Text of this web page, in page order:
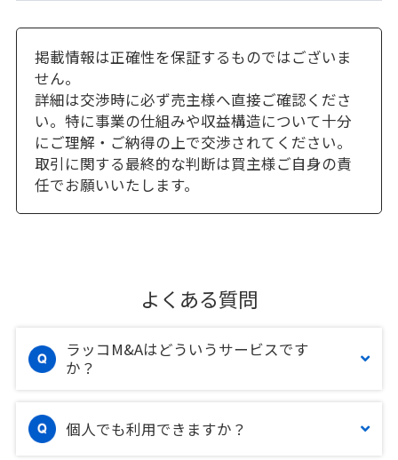
掲載情報は正確性を保証するものではございま
せん。
詳細は交渉時に必ず売主様へ直接ご確認くださ
い。特に事業の仕組みや収益構造について十分
にご理解・ご納得の上で交渉されてください。
取引に関する最終的な判断は買主様ご自身の責
任でお願いいたします。
よくある質問
ラッコM&Aはどういうサービスです
か？
個人でも利用できますか？